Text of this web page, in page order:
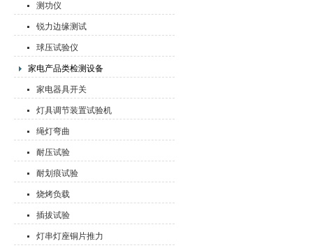
测功仪
锐力边缘测试
球压试验仪
家电产品类检测设备
家电器具开关
灯具调节装置试验机
绳灯弯曲
耐压试验
耐划痕试验
烧烤负载
插拔试验
灯串灯座铜片推力